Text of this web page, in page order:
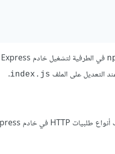
التعديل على الملف index.js
.